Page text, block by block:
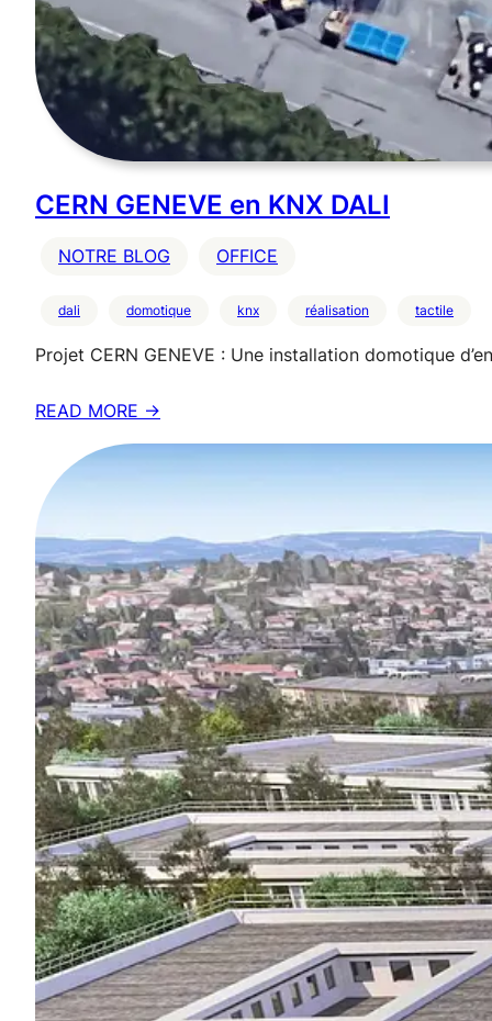
CERN GENEVE en KNX DALI
NOTRE BLOG OFFICE
dali domotique knx réalisation tactile
Projet CERN GENEVE : Une installation domotique
READ MORE →